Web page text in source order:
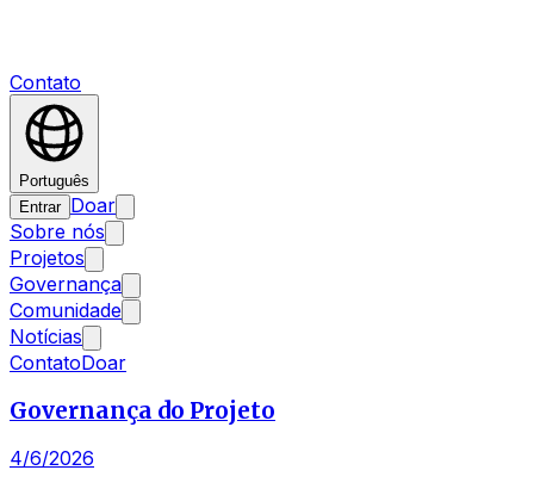
Contato
Português
Entrar Doar
Sobre nós
Projetos
Governança
Comunidade
Notícias
ContatoDoar
Governança do Projeto
4/6/2026